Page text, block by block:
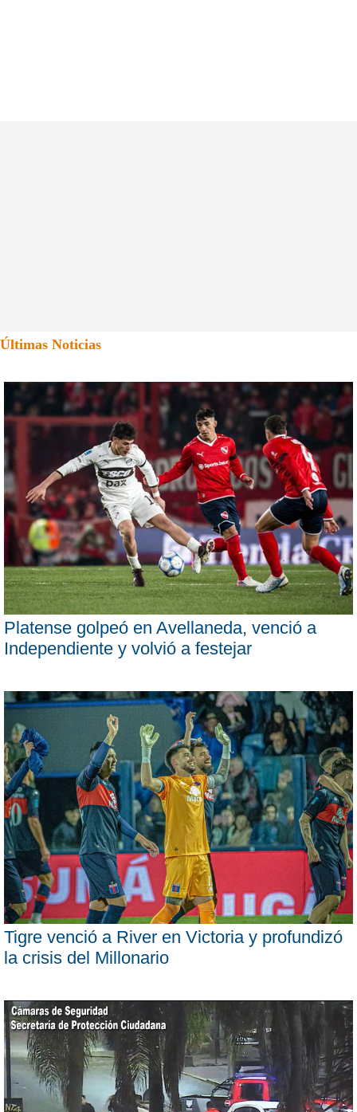
Últimas Noticias
Platense golpeó en Avellaneda, venció a
Independiente y volvió a festejar
Tigre venció a River en Victoria y profundizó
la crisis del Millonario